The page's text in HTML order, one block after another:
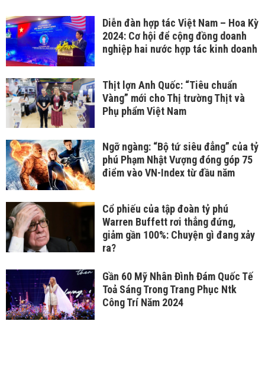
Diễn đàn hợp tác Việt Nam – Hoa Kỳ
2024: Cơ hội để cộng đồng doanh
nghiệp hai nước hợp tác kinh doanh
Thịt lợn Anh Quốc: “Tiêu chuẩn
Vàng” mới cho Thị trường Thịt và
Phụ phẩm Việt Nam
Ngỡ ngàng: “Bộ tứ siêu đẳng” của tỷ
phú Phạm Nhật Vượng đóng góp 75
điểm vào VN-Index từ đầu năm
Cổ phiếu của tập đoàn tỷ phú
Warren Buffett rơi thẳng đứng,
giảm gần 100%: Chuyện gì đang xảy
ra?
Gần 60 Mỹ Nhân Đình Đám Quốc Tế
Toả Sáng Trong Trang Phục Ntk
Công Trí Năm 2024